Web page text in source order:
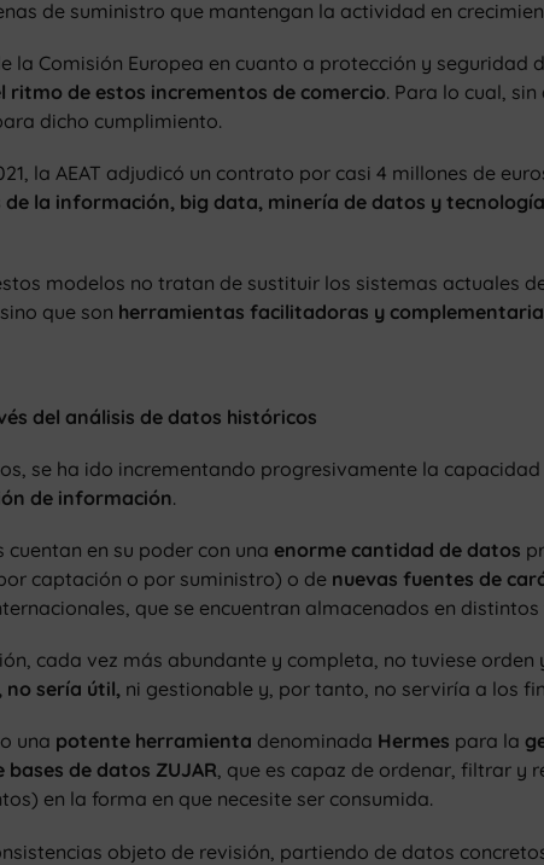
de suministro que mantengan la actividad en
la Comisión Europea en cuanto a protección y seguridad
ritmo de estos incrementos de comercio. Para lo cual, sin
dicho cumplimiento.
la AEAT adjudicó un contrato por casi 4 millones de
de la información, big data, minería de datos y
modelos no tratan de sustituir los sistemas actuales
que son herramientas facilitadoras y
del análisis de datos históricos
se ha ido incrementando progresivamente la
de información.
en su poder con una enorme cantidad de datos
captación o por suministro) o de nuevas fuentes de
que se encuentran almacenados en
cada vez más abundante y completa, no tuviese orden
no sería útil, ni gestionable y, por tanto, no serviría a los
una potente herramienta denominada Hermes para la
de datos ZUJAR, que es capaz de ordenar, filtrar y
en la forma en que necesite ser consumida.
objeto de revisión, partiendo de datos